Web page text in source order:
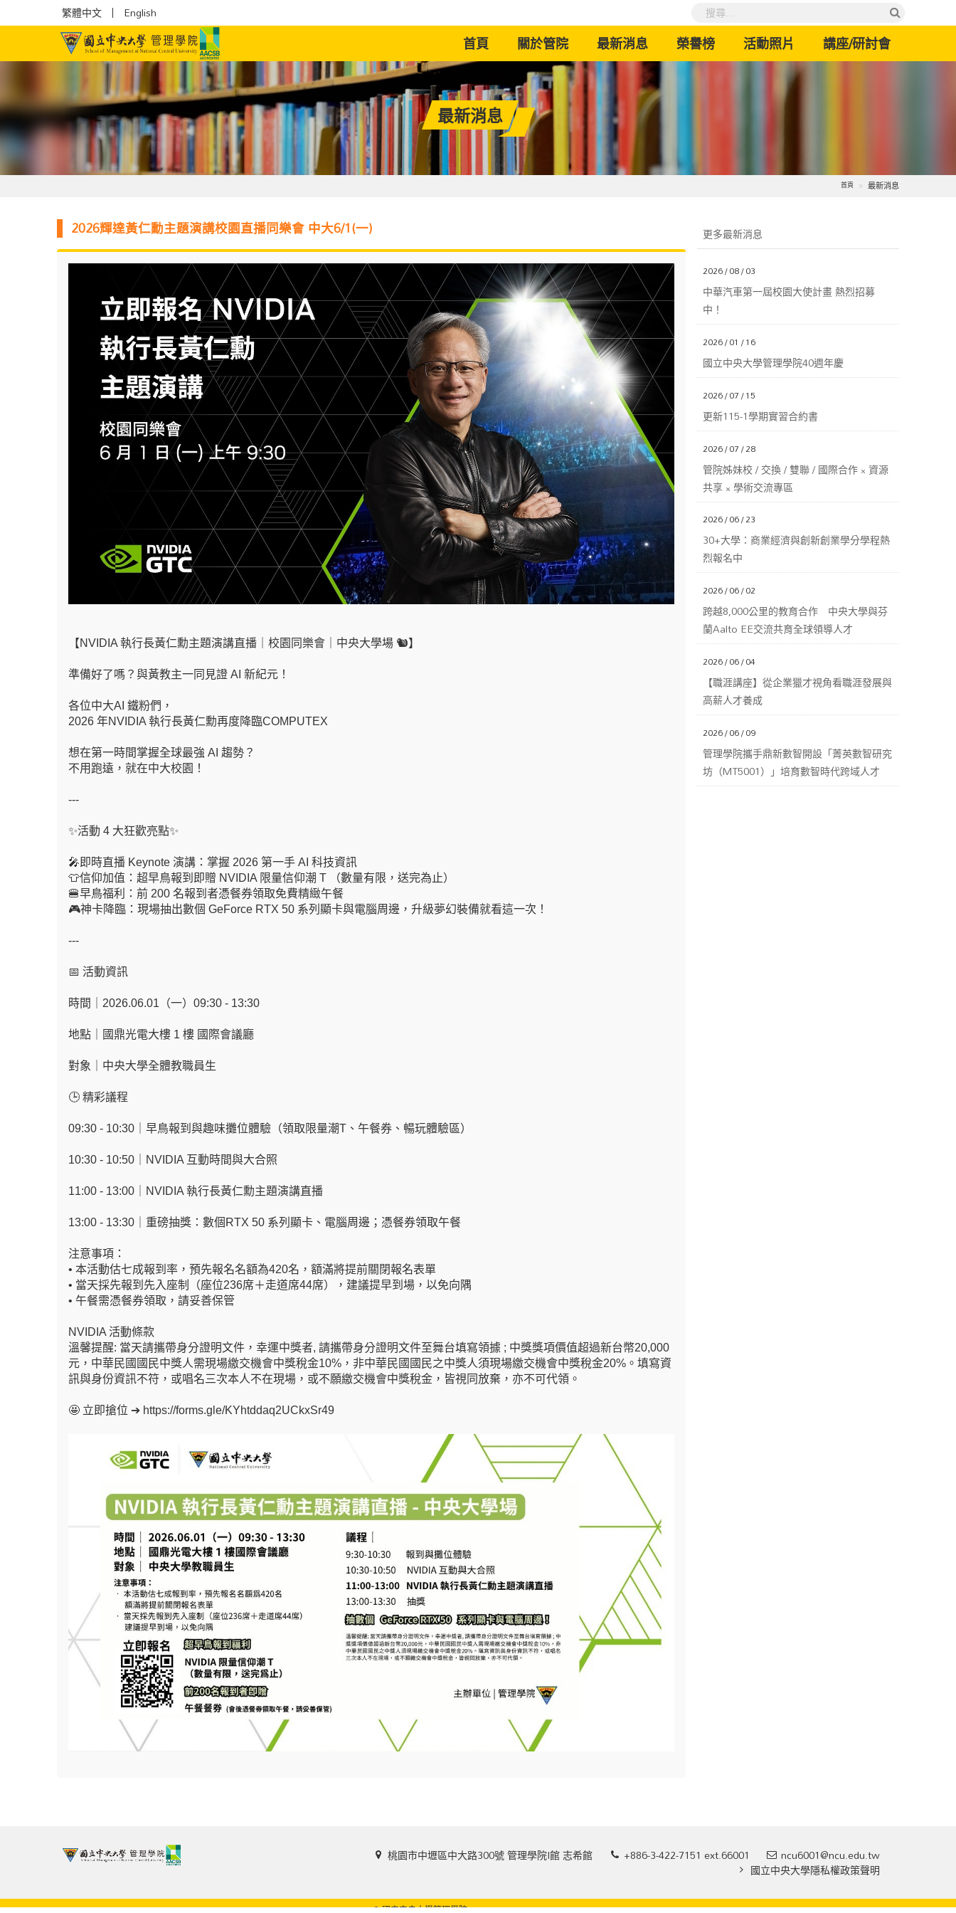
繁體中文 English
首頁(current)關於管院 最新消息 榮譽榜 活動照片 講座/研討會
最新消息
首頁 最新消息
2026輝達黃仁勳主題演講校園直播同樂會 中大6/1(一)
【NVIDIA 執行長黃仁勳主題演講直播｜校園同樂會｜中央大學場 🐿️】
準備好了嗎？與黃教主一同見證 AI 新紀元！
各位中大AI 鐵粉們，
2026 年NVIDIA 執行長黃仁勳再度降臨COMPUTEX
想在第一時間掌握全球最強 AI 趨勢？
不用跑遠，就在中大校園！
---
✨活動 4 大狂歡亮點✨
🎤即時直播 Keynote 演講：掌握 2026 第一手 AI 科技資訊
👕信仰加值：超早鳥報到即贈 NVIDIA 限量信仰潮 T （數量有限，送完為止）
🍔早鳥福利：前 200 名報到者憑餐券領取免費精緻午餐
🎮神卡降臨：現場抽出數個 GeForce RTX 50 系列顯卡與電腦周邊，升級夢幻裝備就看這一次！
---
📅 活動資訊
時間｜2026.06.01（一）09:30 - 13:30
地點｜國鼎光電大樓 1 樓 國際會議廳
對象｜中央大學全體教職員生
🕒 精彩議程
09:30 - 10:30 ｜早鳥報到與趣味攤位體驗（領取限量潮T、午餐券、暢玩體驗區）
10:30 - 10:50 ｜NVIDIA 互動時間與大合照
11:00 - 13:00 ｜NVIDIA 執行長黃仁勳主題演講直播
13:00 - 13:30 ｜重磅抽獎：數個RTX 50 系列顯卡、電腦周邊；憑餐券領取午餐
注意事項：
• 本活動估七成報到率，預先報名名額為420名，額滿將提前關閉報名表單
• 當天採先報到先入座制（座位236席＋走道席44席），建議提早到場，以免向隅
• 午餐需憑餐券領取，請妥善保管
NVIDIA 活動條款
溫馨提醒: 當天請攜帶身分證明文件，幸運中獎者, 請攜帶身分證明文件至舞台填寫領據 ; 中獎獎項價值超過新台幣20,000
元，中華民國國民中獎人需現場繳交機會中獎稅金10%，非中華民國國民之中獎人須現場繳交機會中獎稅金20%。填寫資
訊與身份資訊不符，或唱名三次本人不在現場，或不願繳交機會中獎稅金，皆視同放棄，亦不可代領。
🤩 立即搶位 ➔ https://forms.gle/KYhtddaq2UCkxSr49
更多最新消息
2026 / 08 / 03
中華汽車第一屆校園大使計畫 熱烈招募
中！
2026 / 01 / 16
國立中央大學管理學院40週年慶
2026 / 07 / 15
更新115-1學期實習合約書
2026 / 07 / 28
管院姊妹校 / 交換 / 雙聯 / 國際合作 × 資源
共享 × 學術交流專區
2026 / 06 / 23
30+大學：商業經濟與創新創業學分學程熱
烈報名中
2026 / 06 / 02
跨越8,000公里的教育合作 中央大學與芬
蘭Aalto EE交流共育全球領導人才
2026 / 06 / 04
【職涯講座】從企業獵才視角看職涯發展與
高薪人才養成
2026 / 06 / 09
管理學院攜手鼎新數智開設「菁英數智研究
坊（MT5001）」培育數智時代跨域人才
桃園市中壢區中大路300號 管理學院I館 志希館 +886-3-422-7151 ext.66001 ncu6001@ncu.edu.tw
國立中央大學隱私權政策聲明
Copyright ©國立中央大學管理學院. All Rights Reserved. Designed byHiii.